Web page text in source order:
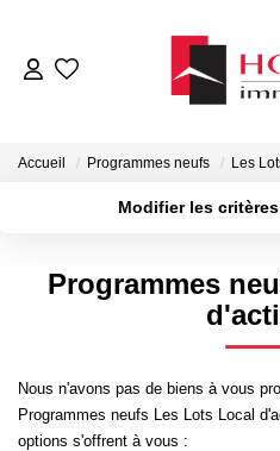
Accueil Programmes neufs Les
Modifier les
Sélectionnez...
Type de bien
Créer une alerte
Programmes
Nous n'avons pas de biens à vous
Programmes neufs Les Lots Local
options s'offrent à vous :